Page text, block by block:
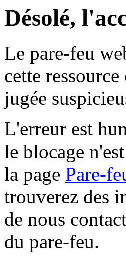
Désolé,
Le pare-feu
cette
jugée
L'erreur est
le blocage
la page Pare-
trouverez des
de nous
du pare-feu.